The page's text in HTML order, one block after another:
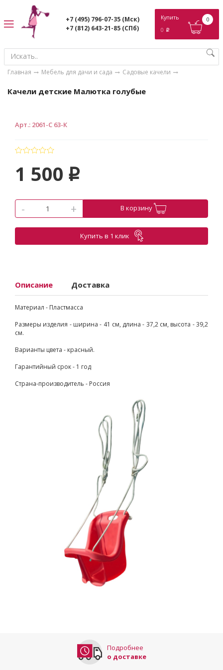
+7 (495) 796-07-35 (Мск)
+7 (812) 643-21-85 (СПб)
Купить
0 p
0
Главная Мебель для дачи и сада Садовые качели
Качели детские Малютка голубые
Арт.: 2061-С 63-К
1 500 p
- + В корзину
Купить в 1 клик
Описание Доставка
Материал - Пластмасса
Размеры изделия - ширина - 41 см, длина - 37,2 см, высота - 39,2
см.
Варианты цвета - красный.
Гарантийный срок - 1 год
Страна-производитель - Россия
Подробнее
о доставке